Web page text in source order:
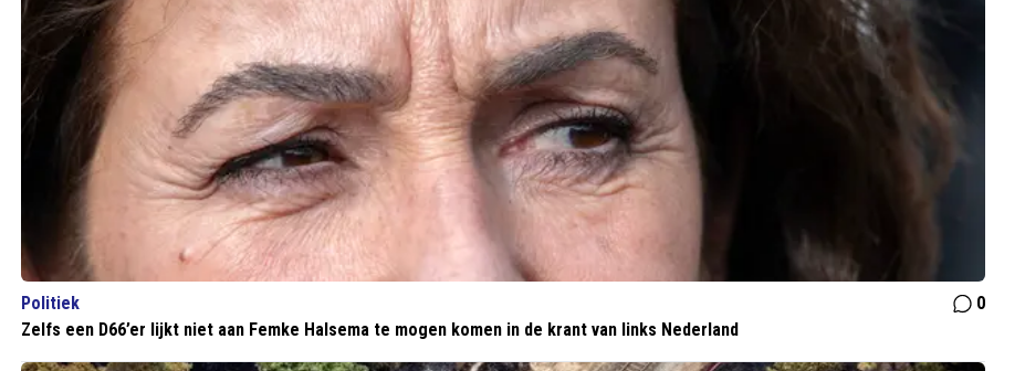
Politiek
0
Zelfs een D66’er lijkt niet aan Femke Halsema te mogen komen in de krant van links Nederland